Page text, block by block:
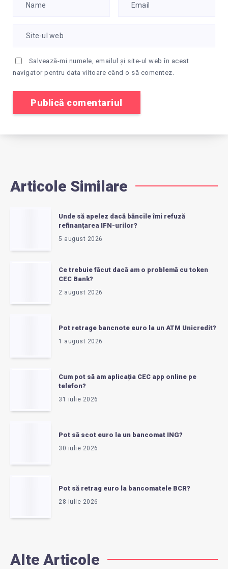
Salvează-mi numele, emailul și site-ul web în acest
navigator pentru data viitoare când o să comentez.
Articole Similare
Unde să apelez dacă băncile îmi refuză
refinanțarea IFN-urilor?
5 august 2026
Ce trebuie făcut dacă am o problemă cu token
CEC Bank?
2 august 2026
Pot retrage bancnote euro la un ATM Unicredit?
1 august 2026
Cum pot să am aplicația CEC app online pe
telefon?
31 iulie 2026
Pot să scot euro la un bancomat ING?
30 iulie 2026
Pot să retrag euro la bancomatele BCR?
28 iulie 2026
Alte Articole